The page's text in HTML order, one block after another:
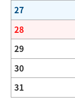
27
28
29
30
31